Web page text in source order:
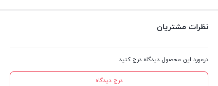
نظرات مشتریان
درمورد این محصول دیدگاه درج کنید.
درج دیدگاه